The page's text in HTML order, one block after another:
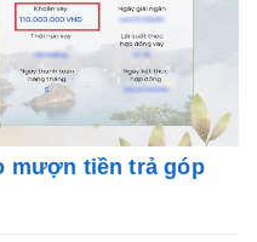
mượn tiền trả góp